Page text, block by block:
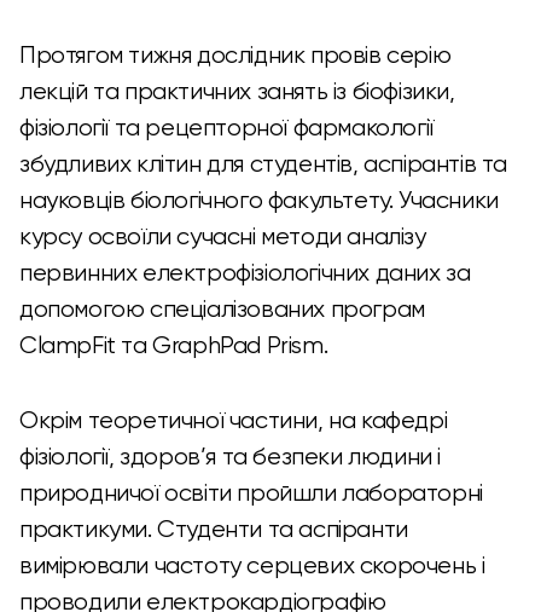
Протягом тижня дослідник провів серію
лекцій та практичних занять із біофізики,
фізіології та рецепторної фармакології
збудливих клітин для студентів, аспірантів та
науковців біологічного факультету. Учасники
курсу освоїли сучасні методи аналізу
первинних електрофізіологічних даних за
допомогою спеціалізованих програм
ClampFit та GraphPad Prism.
Окрім теоретичної частини, на кафедрі
фізіології, здоров’я та безпеки людини і
природничої освіти пройшли лабораторні
практикуми. Студенти та аспіранти
вимірювали частоту серцевих скорочень і
проводили електрокардіографію